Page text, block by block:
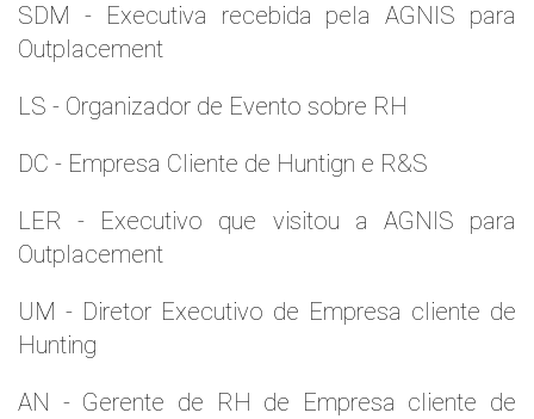
SDM - Executiva recebida pela AGNIS para
Outplacement
LS - Organizador de Evento sobre RH
DC - Empresa Cliente de Huntign e R&S
LER - Executivo que visitou a AGNIS para
Outplacement
UM - Diretor Executivo de Empresa cliente de
Hunting
AN - Gerente de RH de Empresa cliente de